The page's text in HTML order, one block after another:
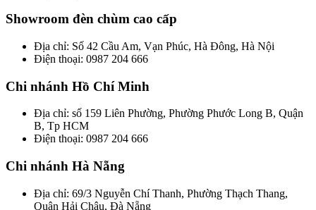
Showroom đèn chùm cao cấp
Địa chỉ: Số 42 Cầu Am, Vạn Phúc, Hà Đông, Hà Nội
Điện thoại: 0987 204 666
Chi nhánh Hồ Chí Minh
Địa chỉ: số 159 Liên Phường, Phường Phước Long B, Quận
B, Tp HCM
Điện thoại: 0987 204 666
Chi nhánh Hà Nẵng
Địa chỉ: 69/3 Nguyễn Chí Thanh, Phường Thạch Thang,
Quận Hải Châu, Đà Nẵng